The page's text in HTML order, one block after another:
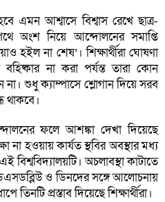
এমন আশ্বাসে বিশ্বাস রেখে ছাত্র-
অংশ নিয়ে আন্দোলনের সমাপ্তি
হইল না শেষ’। শিক্ষার্থীরা ঘোষণা
না করা পর্যন্ত তারা কোন
শুধু ক্যাম্পাসে শ্লোগান দিয়ে সরব
থাকবে।
ফলে আশঙ্কা দেখা দিয়েছে
হওয়ায় কার্যত স্থবির অবস্থার মধ্য
বিশ্ববিদ্যালয়টি। অচলাবস্থা কাটাতে
ও ডিনদের সঙ্গে আলোচনায়
তিনটি প্রস্তাব দিয়েছে শিক্ষার্থীরা।